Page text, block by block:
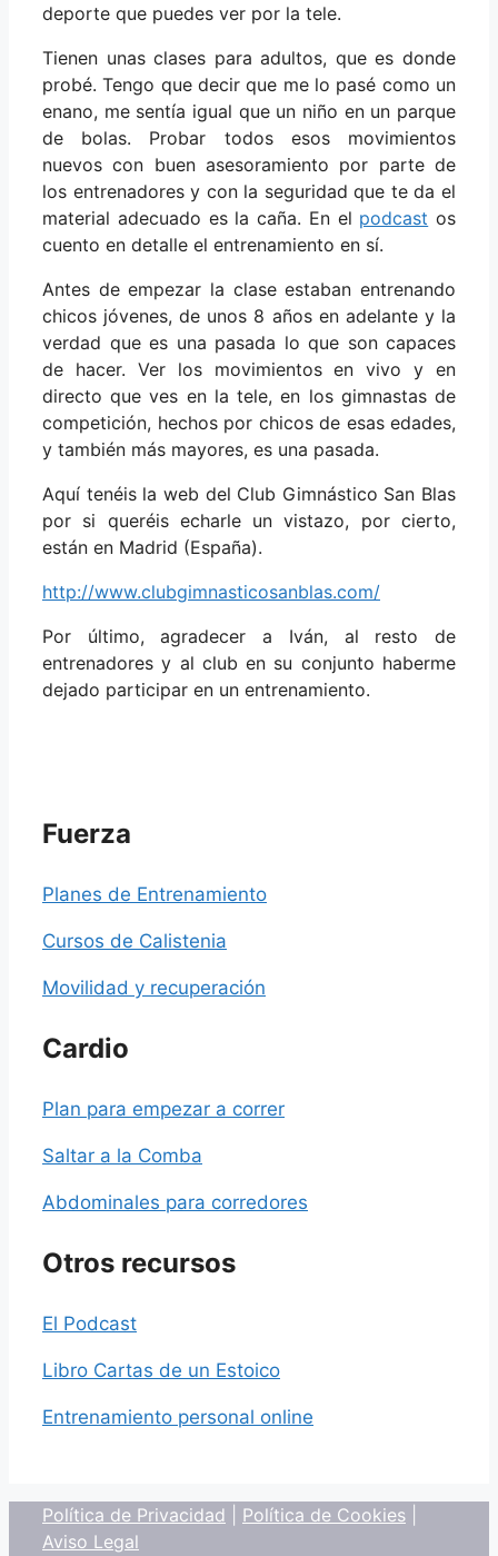
deporte que puedes ver por la tele.
Tienen unas clases para adultos, que es donde
probé. Tengo que decir que me lo pasé como un
enano, me sentía igual que un niño en un parque
de bolas. Probar todos esos movimientos
nuevos con buen asesoramiento por parte de
los entrenadores y con la seguridad que te da el
material adecuado es la caña. En el podcast os
cuento en detalle el entrenamiento en sí.
Antes de empezar la clase estaban entrenando
chicos jóvenes, de unos 8 años en adelante y la
verdad que es una pasada lo que son capaces
de hacer. Ver los movimientos en vivo y en
directo que ves en la tele, en los gimnastas de
competición, hechos por chicos de esas edades,
y también más mayores, es una pasada.
Aquí tenéis la web del Club Gimnástico San Blas
por si queréis echarle un vistazo, por cierto,
están en Madrid (España).
http://www.clubgimnasticosanblas.com/
Por último, agradecer a Iván, al resto de
entrenadores y al club en su conjunto haberme
dejado participar en un entrenamiento.
Fuerza
Planes de Entrenamiento
Cursos de Calistenia
Movilidad y recuperación
Cardio
Plan para empezar a correr
Saltar a la Comba
Abdominales para corredores
Otros recursos
El Podcast
Libro Cartas de un Estoico
Entrenamiento personal online
Política de Privacidad Política de Cookies
Aviso Legal